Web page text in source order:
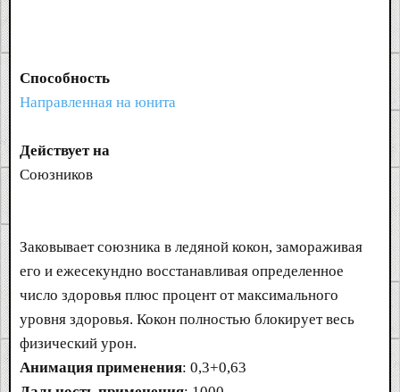
Способность
Направленная на юнита
Действует на
Союзников
Заковывает союзника в ледяной кокон, замораживая
его и ежесекундно восстанавливая определенное
число здоровья плюс процент от максимального
уровня здоровья. Кокон полностью блокирует весь
физический урон.
Анимация применения: 0,3+0,63